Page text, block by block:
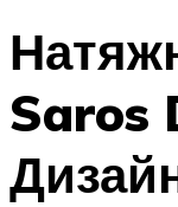
Saros